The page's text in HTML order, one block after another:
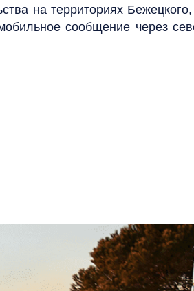
на территориях Бежецкого,
сообщение через